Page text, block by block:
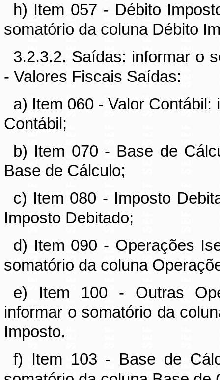
h) Item 057 - Débito
somatório da coluna Débito
3.2.3.2. Saídas: informar o
- Valores Fiscais Saídas:
a) Item 060 - Valor
Contábil;
b) Item 070 - Base de
Base de Cálculo;
c) Item 080 - Imposto
Imposto Debitado;
d) Item 090 - Operações
somatório da coluna
e) Item 100 - Outras
informar o somatório da
Imposto.
f) Item 103 - Base de